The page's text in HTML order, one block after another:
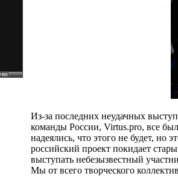
Из-за последних неудачных
команды России, Virtus.pro, все
надеялись, что этого не будет, но
российский проект покидает
выступать небезызвестный
Мы от всего творческого